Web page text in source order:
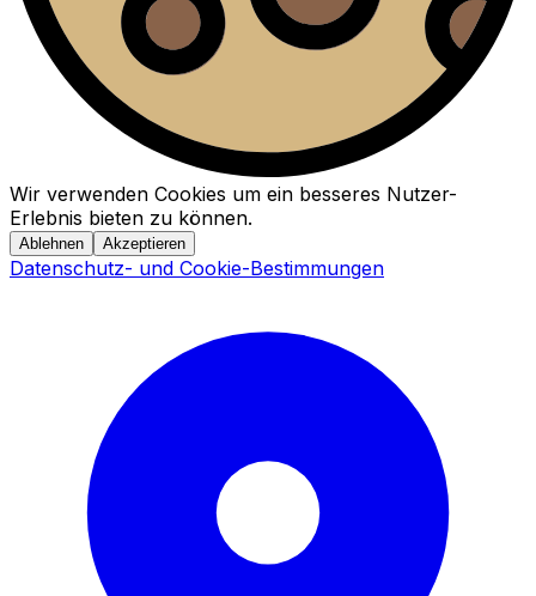
Wir verwenden Cookies um ein besseres Nutzer-
Erlebnis bieten zu können.
Ablehnen Akzeptieren
Datenschutz- und Cookie-Bestimmungen